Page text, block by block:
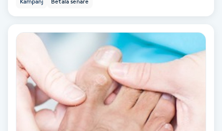
Babylights
Balayage
Bambumassage